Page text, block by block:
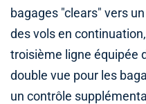
bagages "clears" vers
des vols en
troisième ligne équipée
double vue pour les
un contrôle